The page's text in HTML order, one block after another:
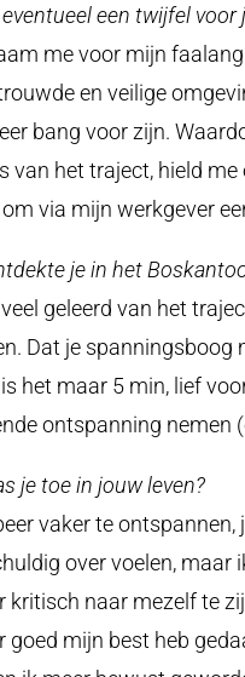
eventueel een twijfel voor
me voor mijn
en veilige
bang voor zijn.
van het traject, hield
via mijn werkgever
je in het
geleerd van het
Dat je spanningsboog
het maar 5 min, lief
ontspanning nemen
je toe in jouw leven?
vaker te
over voelen, maar
kritisch naar mezelf te
goed mijn best heb